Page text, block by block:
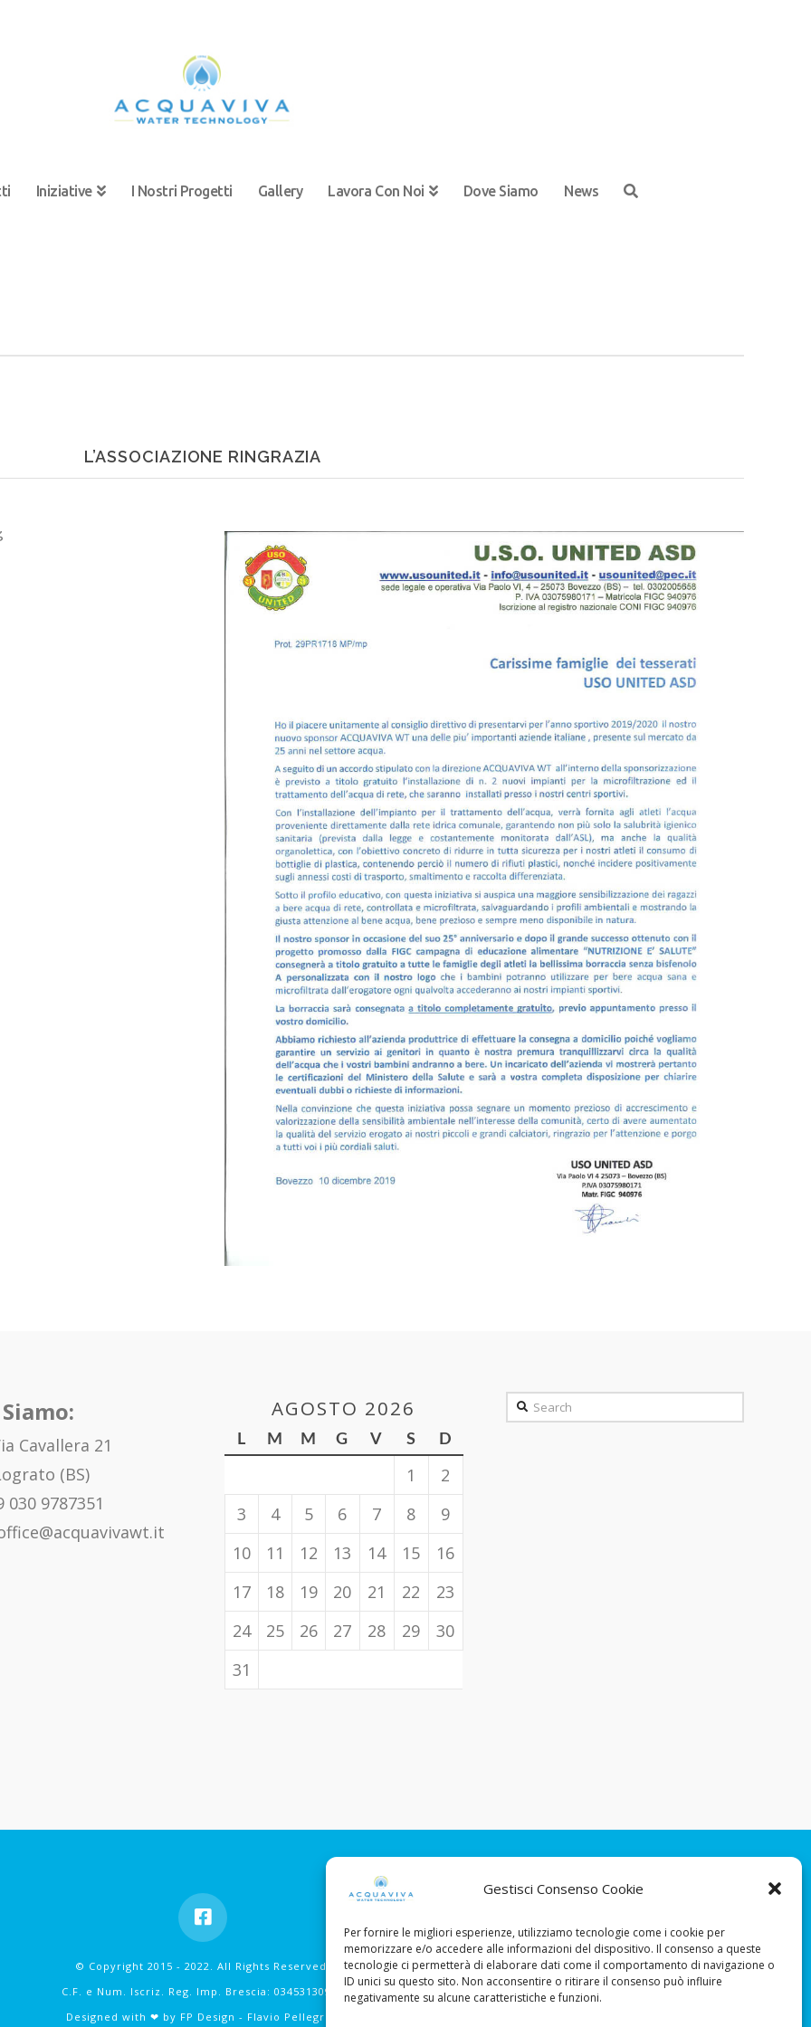
Gestisci Consenso Cookie
Per fornire le migliori esperienze, utilizziamo tecnologie come i cookie per
memorizzare e/o accedere alle informazioni del dispositivo. Il consenso a queste
tecnologie ci permetterà di elaborare dati come il comportamento di navigazione o
ID unici su questo sito. Non acconsentire o ritirare il consenso può influire
negativamente su alcune caratteristiche e funzioni.
Iniziative I Nostri Progetti Gallery Lavora Con Noi Dove Siamo News
L’ASSOCIAZIONE RINGRAZIA
Cavallera 21
(BS)
030 9787351
AGOSTO 2026
L M M G V S D
1
2
3
4 5 6 7 8
9
10
11 12 13 14 15
16
17
18 19 20 21 22
23
24
25 26 27 28 29
30
31
Search
© Copyright 2015 - 2022. All Rights Reserved.
C.F. e Num. Iscriz. Reg. Imp. Brescia: 03453130985
Designed with ❤︎ by FP Design - Flavio Pellegrini